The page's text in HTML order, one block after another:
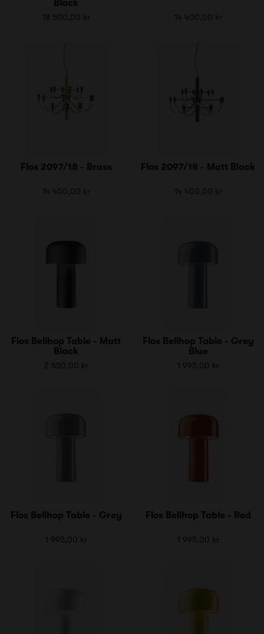
Black
18 500,00 kr 14 400,00 kr
Flos 2097/18 - Brass
14 400,00 kr
Flos 2097/18 - Matt Black
14 400,00 kr
Flos Bellhop Table - Matt
Black
2 550,00 kr
Flos Bellhop Table - Grey
Blue
1 995,00 kr
Flos Bellhop Table - Grey
1 995,00 kr
Flos Bellhop Table - Red
1 995,00 kr